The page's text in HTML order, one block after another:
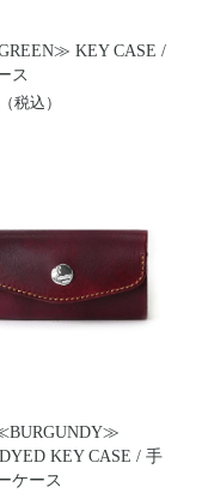
KEY CASE /
ス
税込）
KEY CASE / 手
ケース